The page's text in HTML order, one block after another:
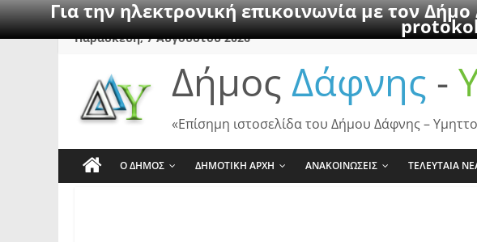
Για την ηλεκτρονική επικοινωνία με τον
SkipΠαρασκευή, 7 Αυγούστου 2026
Δήμος Δάφνης -
«Επίσημη ιστοσελίδα του Δήμου Δάφνης –
Ο ΔΗΜΟΣ ΔΗΜΟΤΙΚΗ ΑΡΧΗ ΑΝΑΚΟΙΝΩΣΕΙΣ ΤΕΛΕΥΤΑΙΑ